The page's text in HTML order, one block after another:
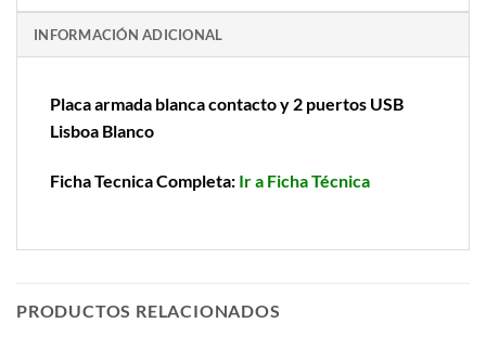
INFORMACIÓN ADICIONAL
Placa armada blanca contacto y 2 puertos USB
Lisboa Blanco
Ficha Tecnica Completa: Ir a Ficha Técnica
PRODUCTOS RELACIONADOS